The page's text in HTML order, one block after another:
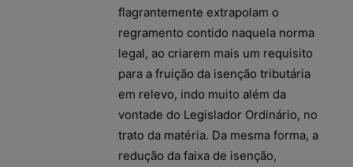
flagrantemente extrapolam o
regramento contido naquela norma
legal, ao criarem mais um requisito
para a fruição da isenção tributária
em relevo, indo muito além da
vontade do Legislador Ordinário, no
trato da matéria. Da mesma forma, a
redução da faixa de isenção,